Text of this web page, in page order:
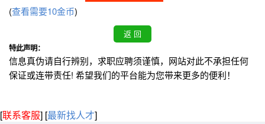
(查看需要10金币)
特此声明：
信息真伪请自行辨别，求职应聘须谨慎，网站对此不承担任何
保证或连带责任! 希望我们的平台能为您带来更多的便利！
[联系客服] [最新找人才]